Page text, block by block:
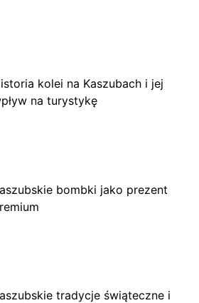
kolei na Kaszubach i jej
na turystykę
bombki jako prezent
tradycje świąteczne i